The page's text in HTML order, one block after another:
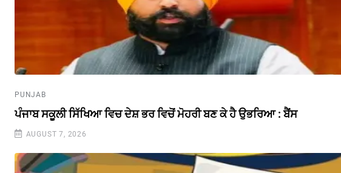
PUNJAB
ਪੰਜਾਬ ਸਕੂਲੀ ਸਿੱਖਿਆ ਵਿਚ ਦੇਸ਼ ਭਰ ਵਿਚੋਂ ਮੋਹਰੀ ਬਣ ਕੇ ਹੈ ਉਭਰਿਆ : ਬੈਂਸ
AUGUST 7, 2026